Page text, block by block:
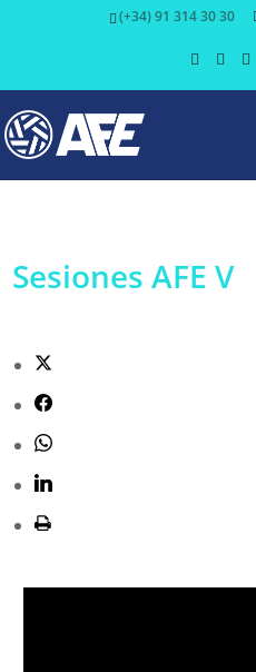
(+34) 91 314 30 30
Sesiones AFE V